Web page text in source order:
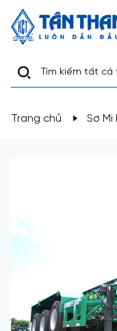
Trang chủ Sơ Mi